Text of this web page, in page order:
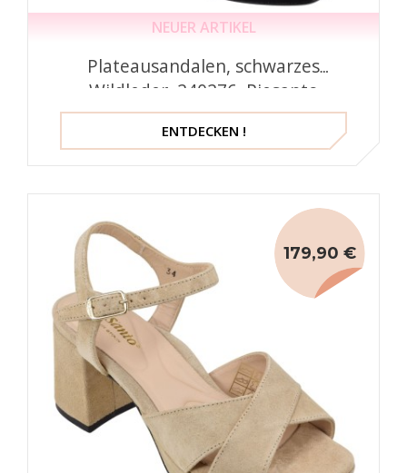
NEUER ARTIKEL
Plateausandalen, schwarzes
Wildleder, 240276, Piesanto
ENTDECKEN !
179,90 €